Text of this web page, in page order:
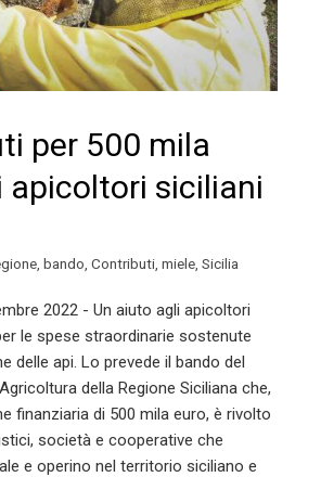
per 500 mila
apicoltori siciliani
bando Contributi miele Sicilia
2022 - Un aiuto agli apicoltori
le spese straordinarie sostenute
delle api. Lo prevede il bando del
della Regione Siciliana che,
finanziaria di 500 mila euro, è rivolto
società e cooperative che
e operino nel territorio siciliano e